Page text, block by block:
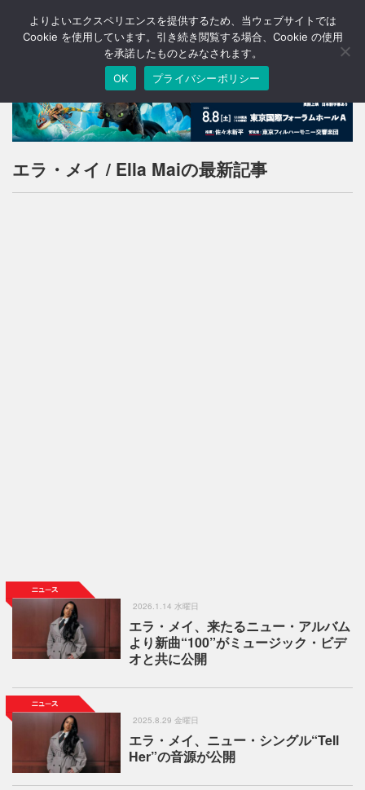
T
o
n
a
v
a
エラ・メイ / Ella Maiの最新記事
2026.1.14 水曜日
エラ・メイ、来たるニュー・アルバム
より新曲“100”がミュージック・ビデ
オと共に公開
2025.8.29 金曜日
エラ・メイ、ニュー・シングル“Tell
Her”の音源が公開
よりよいエクスペリエンスを提供するため、当ウェブサイトでは
Cookie を使用しています。引き続き閲覧する場合、Cookie の使用
を承諾したものとみなされます。
OK
プライバシーポリシー